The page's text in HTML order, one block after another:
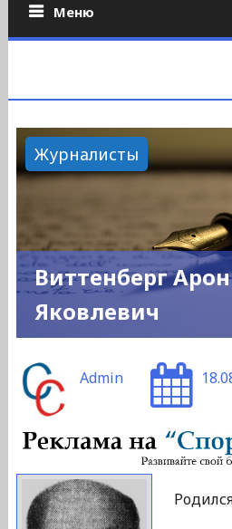
Меню
Журналисты
Виттенберг Арон
Яковлевич
Admin